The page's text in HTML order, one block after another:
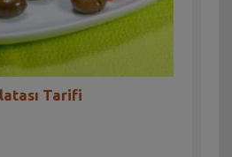
Tarifi